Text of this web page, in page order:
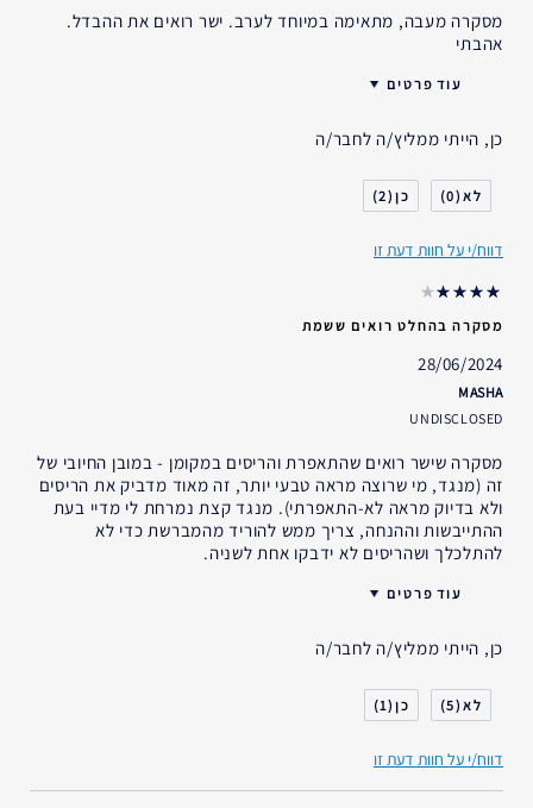
מסקרה מעבה, מתאימה במיוחד לערב. ישר רואים את ההבדל.
אהבתי
עוד פרטים
סוג העור
אני משתמש/ת באסתי לאודר
כן, הייתי ממליץ/ה לחבר/ה
0
2
דווח/י על חוות דעת זו
מסקרה בהחלט רואים ששמת
28/06/2024
MASHA
UNDISCLOSED
מסקרה שישר רואים שהתאפרת והריסים במקומן - במובן החיובי של
זה (מנגד, מי שרוצה מראה טבעי יותר, זה מאוד מדביק את הריסים
ולא בדיוק מראה לא-התאפרתי). מנגד קצת נמרחת לי מדיי בעת
ההתייבשות וההנחה, צריך ממש להוריד מהמברשת כדי לא
להתלכלך ושהריסים לא ידבקו אחת לשניה.
עוד פרטים
כן, הייתי ממליץ/ה לחבר/ה
5
1
דווח/י על חוות דעת זו